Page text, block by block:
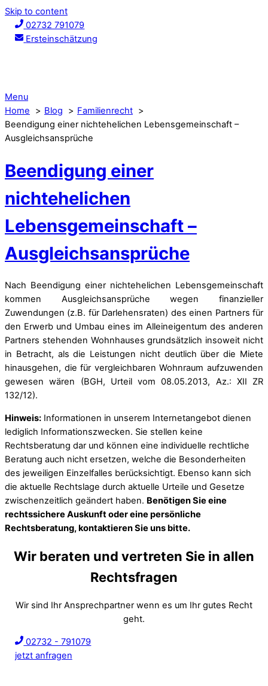
Skip to content
02732 791079
Ersteinschätzung
Menu
Home
Blog
Familienrecht
Beendigung einer nichtehelichen Lebensgemeinschaft –
Ausgleichsansprüche
Beendigung einer
nichtehelichen
Lebensgemeinschaft –
Ausgleichsansprüche
Nach Beendigung einer nichtehelichen Lebensgemeinschaft
kommen Ausgleichsansprüche wegen finanzieller
Zuwendungen (z.B. für Darlehensraten) des einen Partners für
den Erwerb und Umbau eines im Alleineigentum des anderen
Partners stehenden Wohnhauses grundsätzlich insoweit nicht
in Betracht, als die Leistungen nicht deutlich über die Miete
hinausgehen, die für vergleichbaren Wohnraum aufzuwenden
gewesen wären (BGH, Urteil vom 08.05.2013, Az.: XII ZR
132/12).
Hinweis: Informationen in unserem Internetangebot dienen
lediglich Informationszwecken. Sie stellen keine
Rechtsberatung dar und können eine individuelle rechtliche
Beratung auch nicht ersetzen, welche die Besonderheiten
des jeweiligen Einzelfalles berücksichtigt. Ebenso kann sich
die aktuelle Rechtslage durch aktuelle Urteile und Gesetze
zwischenzeitlich geändert haben. Benötigen Sie eine
rechtssichere Auskunft oder eine persönliche
Rechtsberatung, kontaktieren Sie uns bitte.
Wir beraten und vertreten Sie in allen
Rechtsfragen
Wir sind Ihr Ansprechpartner wenn es um Ihr gutes Recht
geht.
02732 - 791079
jetzt anfragen